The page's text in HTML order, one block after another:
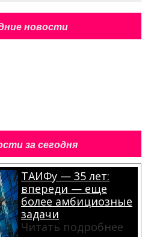
новости
за сегодня
ТАИФу — 35 лет:
впереди — еще
более амбициозные
задачи
Читать подробнее